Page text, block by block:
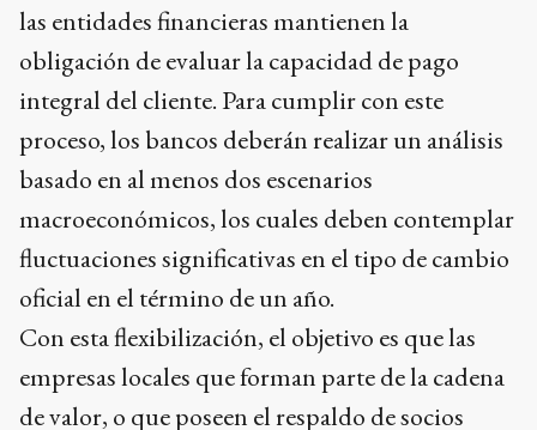
las entidades financieras mantienen la
obligación de evaluar la capacidad de pago
integral del cliente. Para cumplir con este
proceso, los bancos deberán realizar un análisis
basado en al menos dos escenarios
macroeconómicos, los cuales deben contemplar
fluctuaciones significativas en el tipo de cambio
oficial en el término de un año.
Con esta flexibilización, el objetivo es que las
empresas locales que forman parte de la cadena
de valor, o que poseen el respaldo de socios